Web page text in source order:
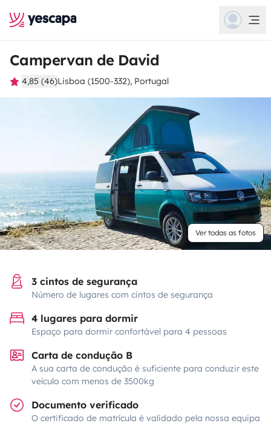
Campervan de David
4,85 (46)Lisboa (1500-332), Portugal
Ver todas as fotos
3 cintos de segurança
Número de lugares com cintos de segurança
4 lugares para dormir
Espaço para dormir confortável para 4 pessoas
Carta de condução B
A sua carta de condução é suficiente para conduzir este
veículo com menos de 3500kg
Documento verificado
O certificado de matrícula é validado pela nossa equipa